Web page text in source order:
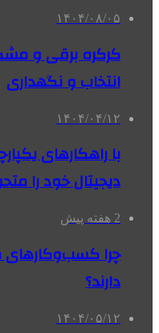
۱۴۰۴/۰۸/۰۵
کرکره برقی و
انتخاب و نگهداری
۱۴۰۴/۰۴/۱۲
با راهکارهای
دیجیتال خود را
2 هفته پیش
چرا
دارند؟
۱۴۰۴/۰۵/۱۲